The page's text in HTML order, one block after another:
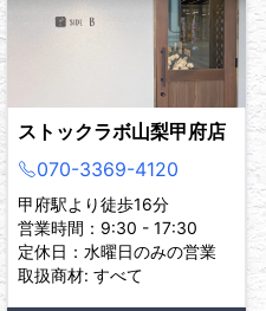
ストックラボ山梨甲府店
070-3369-4120
甲府駅より徒歩16分
営業時間：9:30 - 17:30
定休日：水曜日のみの営業
取扱商材: すべて